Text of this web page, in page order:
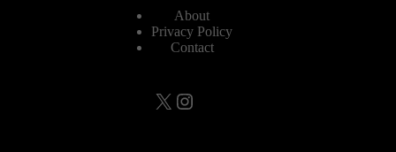
About
Privacy Policy
Contact
X Instagram